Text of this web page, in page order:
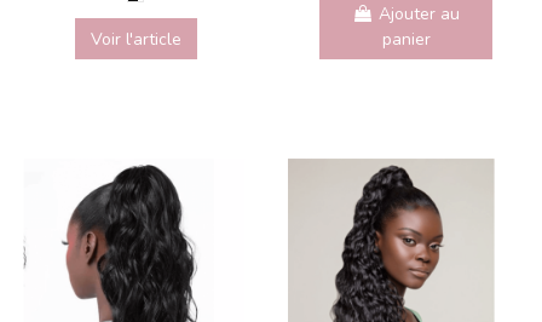
Voir l'article
Ajouter au
panier